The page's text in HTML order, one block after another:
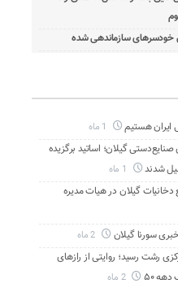
خودسرهای سازماندهی شده
هستیم
گیلان؛ اساتید برگزیده
شدند
گیلان در هیات مدیره
سورنا گیلان
رشت رسید؛ روایتی از رازهای
۵۰
2 ماه